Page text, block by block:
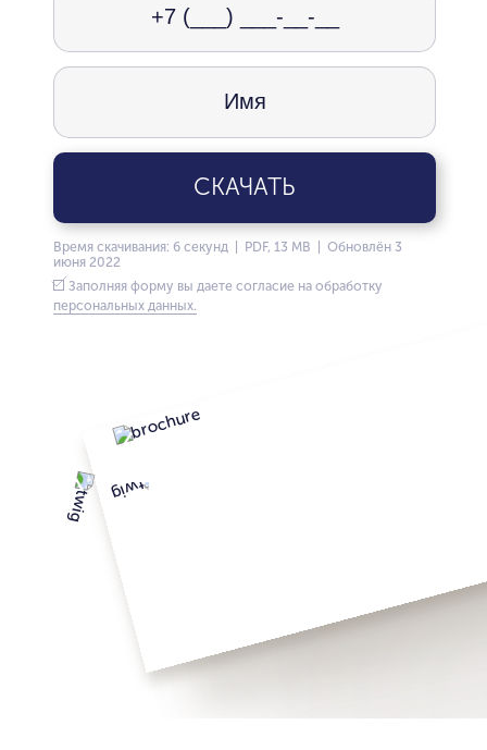
СКАЧАТЬ
Время скачивания: 6 секунд | PDF, 13 MB | Обновлён 3
июня 2022
Заполняя форму вы даете согласие на обработку
персональных данных.